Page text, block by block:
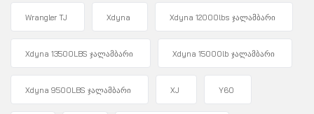
Wrangler TJ Xdyna Xdyna 12000lbs ჯალამბარი
Xdyna 13500LBS ჯალამბარი Xdyna 15000lb ჯალამბარი
Xdyna 9500LBS ჯალამბარი XJ Y60